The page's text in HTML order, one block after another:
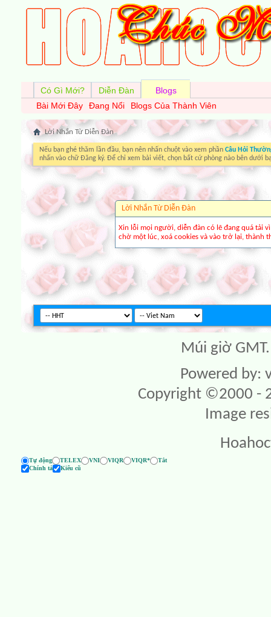
Có Gì Mới? Diễn Đàn
Blogs
Bài Mới Đây
Đang Nổi Blogs Của Thành Viên
Lời Nhắn Từ Diễn Ðàn
Nếu bạn ghé thăm lần đầu, bạn nên nhấn chuột vào xem phần Câu Hỏi
nhấn vào chữ Đăng ký. Để chỉ xem bài viết, chọn bất cứ phòng nào bên dưới
Lời Nhắn Từ Diễn Ðàn
Xin lỗi mọi người, diễn đàn có lẽ đang quá tải
chờ một lúc, xoá cookies và vào trở lại, thành
Múi giờ
Powered by:
Copyright ©2000 -
Image
Tự động TELEX VNI VIQR VIQR*
Tắt
Chính tả
Kiểu cũ